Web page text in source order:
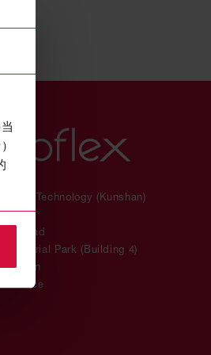
Cable Technology (Kunshan)
Road
Industrial Park (Building 4)